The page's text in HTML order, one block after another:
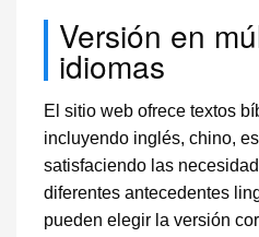
Versión en
idiomas
El sitio web ofrece textos
incluyendo inglés, chino,
satisfaciendo las
diferentes antecedentes
pueden elegir la versión